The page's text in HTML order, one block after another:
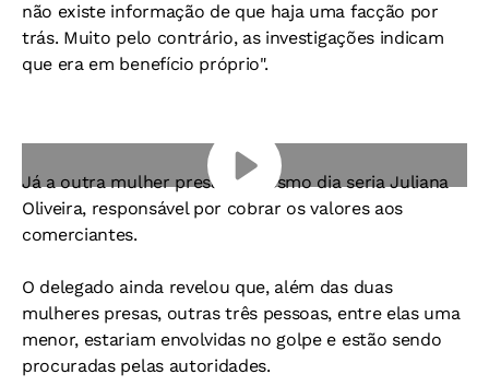
não existe informação de que haja uma facção por
trás. Muito pelo contrário, as investigações indicam
que era em benefício próprio".
Já a outra mulher presa no mesmo dia seria Juliana
Oliveira, responsável por cobrar os valores aos
comerciantes.
O delegado ainda revelou que, além das duas
mulheres presas, outras três pessoas, entre elas uma
menor, estariam envolvidas no golpe e estão sendo
procuradas pelas autoridades.